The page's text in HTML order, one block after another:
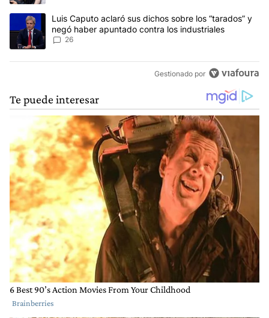
Un artículo de tendencia con el título "Luis Caputo aclaró sus
Luis Caputo aclaró sus dichos sobre los “tarados” y
negó haber apuntado contra los industriales
26
Gestionado por